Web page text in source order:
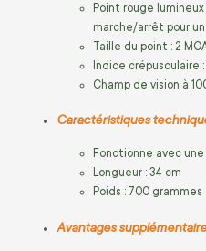
Point rouge
marche/arrêt pour
Taille du point : 2
Indice crépusculaire :
Champ de vision à
Caractéristiques
Fonctionne avec
Longueur : 34 cm
Poids : 700 grammes
Avantages